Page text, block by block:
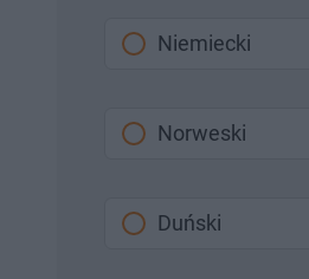
Niemiecki
Norweski
Duński